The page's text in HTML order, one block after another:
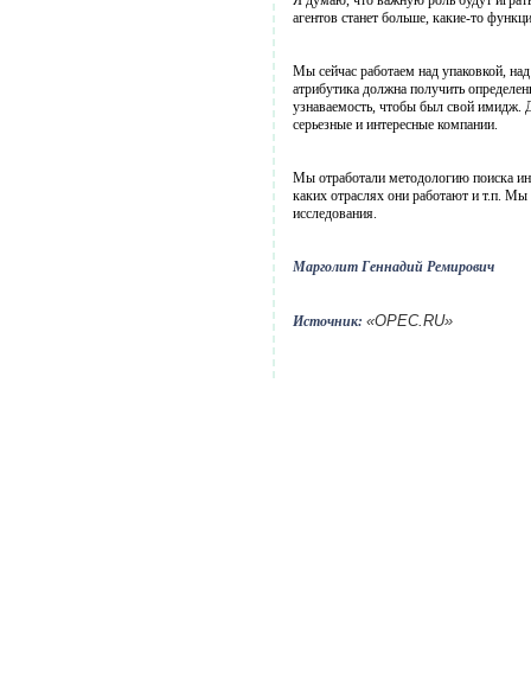
агентов станет больше, какие-то
Мы сейчас работаем над упаковкой,
атрибутика должна получить
узнаваемость, чтобы был свой имидж.
серьезные и интересные компании.
Мы отработали методологию поиска
каких отраслях они работают и т.п. Мы
исследования.
Марголит Геннадий Ремирович
Источник: «OPEC.RU»